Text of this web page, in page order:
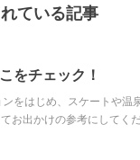
ている記事
をチェック！
をはじめ、スケートや温
お出かけの参考にしてく